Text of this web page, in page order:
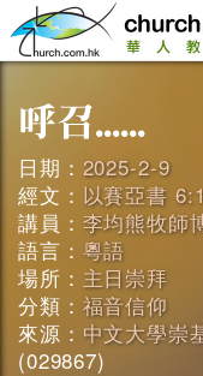
日期： 2025-2-9
經文： 以賽亞書
講員： 李均熊牧師
語言： 粵語
場所： 主日崇拜
分類： 福音信仰
來源： 中文大學崇
(029867)